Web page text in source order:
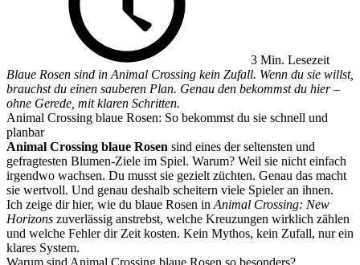
3 Min. Lesezeit
Blaue Rosen sind in Animal Crossing kein Zufall. Wenn du sie willst,
brauchst du einen sauberen Plan. Genau den bekommst du hier –
ohne Gerede, mit klaren Schritten.
Animal Crossing blaue Rosen: So bekommst du sie schnell und
planbar
Animal Crossing blaue Rosen sind eines der seltensten und
gefragtesten Blumen-Ziele im Spiel. Warum? Weil sie nicht einfach
irgendwo wachsen. Du musst sie gezielt züchten. Genau das macht
sie wertvoll. Und genau deshalb scheitern viele Spieler an ihnen.
Ich zeige dir hier, wie du blaue Rosen in Animal Crossing: New
Horizons zuverlässig anstrebst, welche Kreuzungen wirklich zählen
und welche Fehler dir Zeit kosten. Kein Mythos, kein Zufall, nur ein
klares System.
Warum sind Animal Crossing blaue Rosen so besonders?